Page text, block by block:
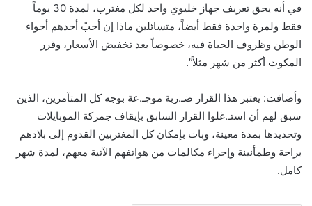
في أنه يحق تعريف جهاز خليوي واحد لكل مغترب، لمدة 30 يوماً
فقط ولمرة واحدة فقط أيضاً، متسائلين ماذا إن أحبّ أحدهم أجواء
الوطن وظروف الحياة فيه، خصوصاً بعد تخفيض الأسعار، وقرر
المكوث أكثر من شهر مثلاً”.
وأضافت: يعتبر هذا القرار ضـ.ربة موجـ.عة بوجه كل المتآمرين، الذين
سبق لهم أن استـ.غلوا القرار السابق بإيقاف جمركة الموبايلات
وتحديدها بمدة معينة، وبات بإمكان كل المغتربين القدوم إلى بلادهم
براحة وطمأنينة وإجراء مكالمات من هواتفهم الآتية معهم، لمدة شهر
كامل.